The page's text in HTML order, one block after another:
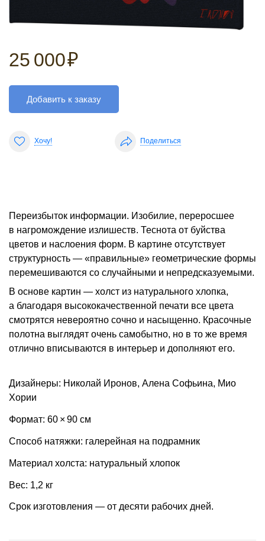
25 000₽
Добавить к заказу
Хочу! Поделиться
Переизбыток информации. Изобилие, переросшее
в нагромождение излишеств. Теснота от буйства
цветов и наслоения форм. В картине отсутствует
структурность — «правильные» геометрические формы
перемешиваются со случайными и непредсказуемыми.
В основе картин — холст из натурального хлопка,
а благодаря высококачественной печати все цвета
смотрятся невероятно сочно и насыщенно. Красочные
полотна выглядят очень самобытно, но в то же время
отлично вписываются в интерьер и дополняют его.
Дизайнеры: Николай Иронов, Алена Софьина, Мио
Хории
Формат: 60 × 90 см
Способ натяжки: галерейная на подрамник
Материал холста: натуральный хлопок
Вес: 1,2 кг
Срок изготовления — от десяти рабочих дней.